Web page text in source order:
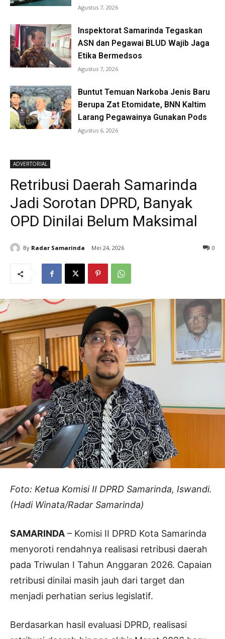
Agustus 7, 2026
Inspektorat Samarinda Tegaskan
ASN dan Pegawai BLUD Wajib Jaga
Etika Bermedsos
Agustus 7, 2026
Buntut Temuan Narkoba Jenis Baru
Berupa Zat Etomidate, BNN Kaltim
Larang Pegawainya Gunakan Pods
Agustus 6, 2026